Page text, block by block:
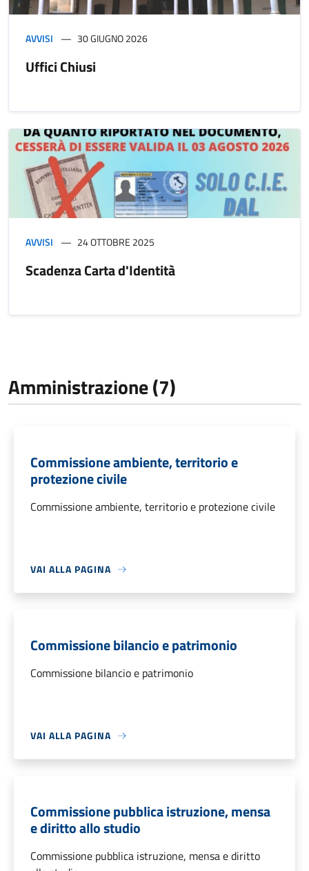
AVVISI 30 GIUGNO 2026
Uffici Chiusi
AVVISI 24 OTTOBRE 2025
Scadenza Carta d'Identità
Amministrazione (7)
Commissione ambiente, territorio e
protezione civile
Commissione ambiente, territorio e protezione civile
VAI ALLA PAGINA
Commissione bilancio e patrimonio
Commissione bilancio e patrimonio
VAI ALLA PAGINA
Commissione pubblica istruzione, mensa
e diritto allo studio
Commissione pubblica istruzione, mensa e diritto